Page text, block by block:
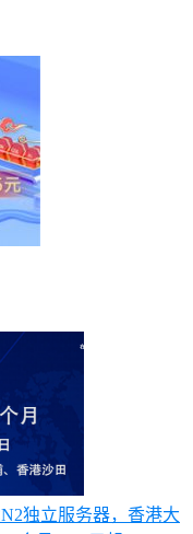
独立服务器，香港大